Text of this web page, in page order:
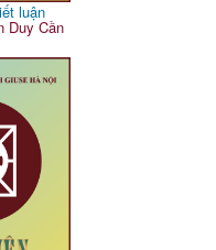
luận
Duy Cần